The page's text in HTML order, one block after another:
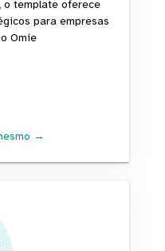
o template oferece
para empresas
Omie
→